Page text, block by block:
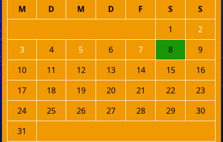
M D M D F S
S
1
2
3
4 5 6 7 8
9
10
11 12 13 14 15
16
17
18 19 20 21 22
23
24
25 26 27 28 29
30
31